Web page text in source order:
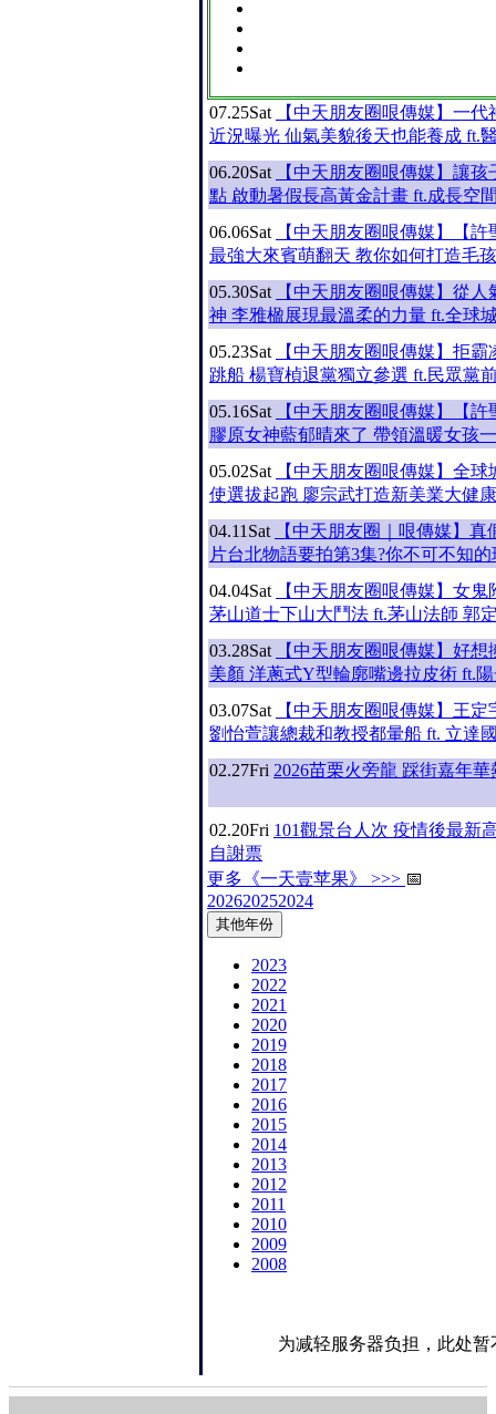
07.25Sat
【中天朋友圈哏傳媒】一
近況曝光 仙氣美貌後天也能養成 ft.
06.20Sat
【中天朋友圈哏傳媒】讓
點 啟動暑假長高黃金計畫 ft.成長空
06.06Sat
【中天朋友圈哏傳媒】【
最強大來賓萌翻天 教你如何打造毛
05.30Sat
【中天朋友圈哏傳媒】從
神 李雅楹展現最溫柔的力量 ft.全球
05.23Sat
【中天朋友圈哏傳媒】拒
跳船 楊寶楨退黨獨立參選 ft.民眾黨
05.16Sat
【中天朋友圈哏傳媒】【
膠原女神藍郁晴來了 帶領溫暖女孩
05.02Sat
【中天朋友圈哏傳媒】全
使選拔起跑 廖宗武打造新美業大健
04.11Sat
【中天朋友圈｜哏傳媒】真
片台北物語要拍第3集?你不可不知
04.04Sat
【中天朋友圈哏傳媒】女
茅山道士下山大鬥法 ft.茅山法師 郭
03.28Sat
【中天朋友圈哏傳媒】好
美顏 洋蔥式Y型輪廓嘴邊拉皮術 ft.
03.07Sat
【中天朋友圈哏傳媒】王
劉怡萱讓總裁和教授都暈船 ft. 立達
02.27Fri 2026苗栗火旁龍 踩街嘉年華
02.20Fri 101觀景台人次 疫情後最新
自謝票
更多《一天壹苹果》 >>> 📅
202620252024
其他年份
2023
2022
2021
2020
2019
2018
2017
2016
2015
2014
2013
2012
2011
2010
2009
2008
为减轻服务器负担，此处